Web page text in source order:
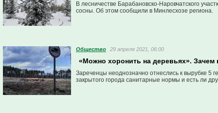
В лесничестве Барабановско-Наровчатского
сосны. Об этом сообщили в Минлесхозе региона.
Общество 29 апреля 2021, 06:00
«Можно хоронить на деревьях».
Зареченцы неоднозначно отнеслись к вырубке 5
закрытого города санитарные нормы и есть ли